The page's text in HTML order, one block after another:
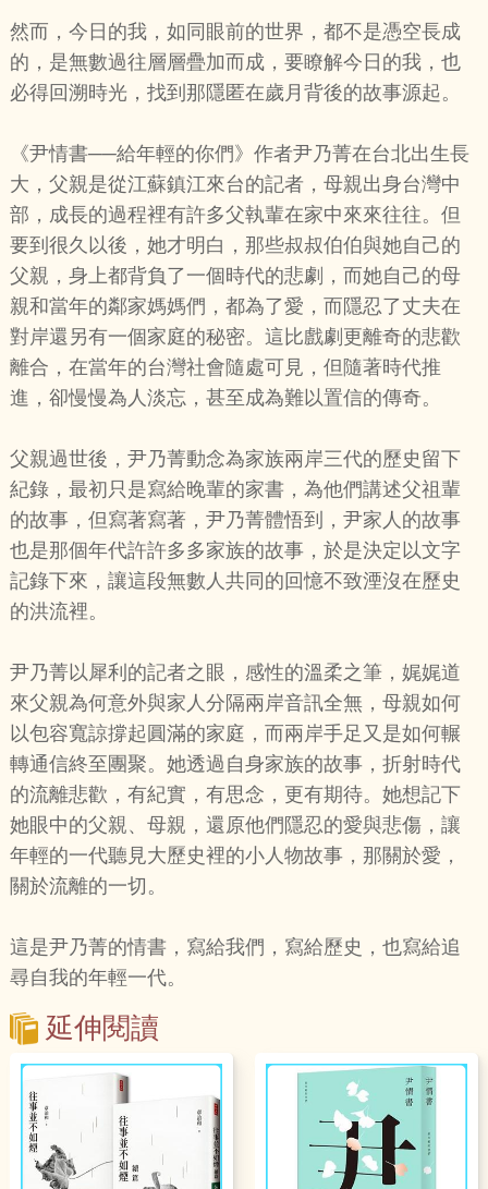
然而，今日的我，如同眼前的世界，都不是憑空長成
的，是無數過往層層疊加而成，要瞭解今日的我，也
必得回溯時光，找到那隱匿在歲月背後的故事源起。
《尹情書──給年輕的你們》作者尹乃菁在台北出生長
大，父親是從江蘇鎮江來台的記者，母親出身台灣中
部，成長的過程裡有許多父執輩在家中來來往往。但
要到很久以後，她才明白，那些叔叔伯伯與她自己的
父親，身上都背負了一個時代的悲劇，而她自己的母
親和當年的鄰家媽媽們，都為了愛，而隱忍了丈夫在
對岸還另有一個家庭的秘密。這比戲劇更離奇的悲歡
離合，在當年的台灣社會隨處可見，但隨著時代推
進，卻慢慢為人淡忘，甚至成為難以置信的傳奇。
父親過世後，尹乃菁動念為家族兩岸三代的歷史留下
紀錄，最初只是寫給晚輩的家書，為他們講述父祖輩
的故事，但寫著寫著，尹乃菁體悟到，尹家人的故事
也是那個年代許許多多家族的故事，於是決定以文字
記錄下來，讓這段無數人共同的回憶不致湮沒在歷史
的洪流裡。
尹乃菁以犀利的記者之眼，感性的溫柔之筆，娓娓道
來父親為何意外與家人分隔兩岸音訊全無，母親如何
以包容寬諒撐起圓滿的家庭，而兩岸手足又是如何輾
轉通信終至團聚。她透過自身家族的故事，折射時代
的流離悲歡，有紀實，有思念，更有期待。她想記下
她眼中的父親、母親，還原他們隱忍的愛與悲傷，讓
年輕的一代聽見大歷史裡的小人物故事，那關於愛，
關於流離的一切。
這是尹乃菁的情書，寫給我們，寫給歷史，也寫給追
尋自我的年輕一代。
延伸閱讀